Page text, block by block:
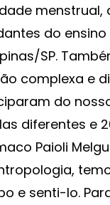
do
SP.
complexa e
do
diferentes e
Paioli
e senti-lo.